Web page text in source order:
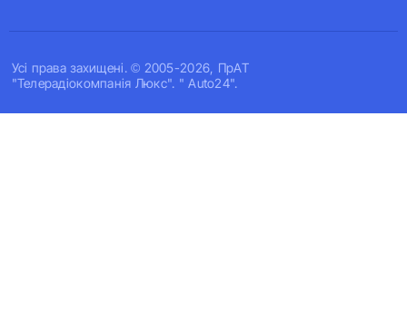
Усi права захищенi. © 2005-2026, ПрАТ
"Телерадіокомпанія Люкс". " Auto24".